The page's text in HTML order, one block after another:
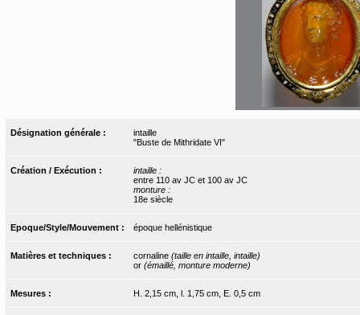
Désignation générale :
intaille
"Buste de Mithridate VI"
Création / Exécution :
intaille :
entre 110 av JC et 100 av JC
monture :
18e siècle
Epoque/Style/Mouvement : époque hellénistique
Matières et techniques : cornaline (taille en intaille, intaille)
or (émaillé, monture moderne)
Mesures : H. 2,15 cm, l. 1,75 cm, E. 0,5 cm